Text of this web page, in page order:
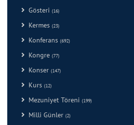
Gösteri (16)
Kermes (23)
Konferans (692)
Kongre (77)
Konser (147)
Kurs (12)
Mezuniyet Töreni (199)
Milli Günler (2)